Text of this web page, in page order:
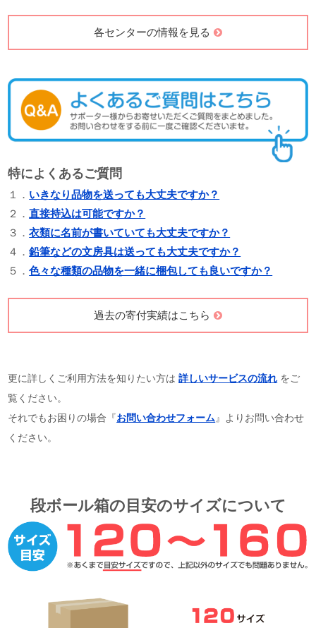
各センターの情報を見る
特によくあるご質問
１． いきなり品物を送っても大丈夫ですか？
２．直接持込は可能ですか？
３．衣類に名前が書いていても大丈夫ですか？
４．鉛筆などの文房具は送っても大丈夫ですか？
５．色々な種類の品物を一緒に梱包しても良いですか？
過去の寄付実績はこちら
更に詳しくご利用方法を知りたい方は詳しいサービスの流れ をご
覧ください。
それでもお困りの場合『お問い合わせフォーム』よりお問い合わせ
ください。
段ボール箱の目安のサイズについて